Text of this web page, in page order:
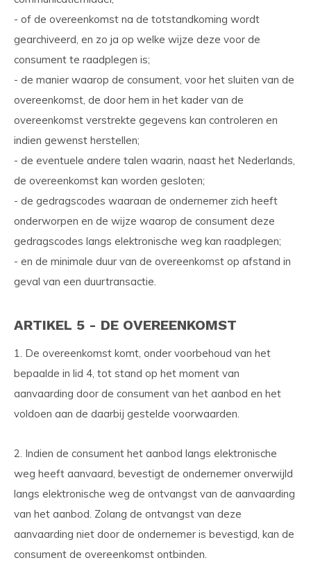
- of de overeenkomst na de totstandkoming wordt
gearchiveerd, en zo ja op welke wijze deze voor de
consument te raadplegen is;
- de manier waarop de consument, voor het sluiten van de
overeenkomst, de door hem in het kader van de
overeenkomst verstrekte gegevens kan controleren en
indien gewenst herstellen;
- de eventuele andere talen waarin, naast het Nederlands,
de overeenkomst kan worden gesloten;
- de gedragscodes waaraan de ondernemer zich heeft
onderworpen en de wijze waarop de consument deze
gedragscodes langs elektronische weg kan raadplegen;
- en de minimale duur van de overeenkomst op afstand in
geval van een duurtransactie.
ARTIKEL 5 - DE OVEREENKOMST
1. De overeenkomst komt, onder voorbehoud van het
bepaalde in lid 4, tot stand op het moment van
aanvaarding door de consument van het aanbod en het
voldoen aan de daarbij gestelde voorwaarden.
2. Indien de consument het aanbod langs elektronische
weg heeft aanvaard, bevestigt de ondernemer onverwijld
langs elektronische weg de ontvangst van de aanvaarding
van het aanbod. Zolang de ontvangst van deze
aanvaarding niet door de ondernemer is bevestigd, kan de
consument de overeenkomst ontbinden.